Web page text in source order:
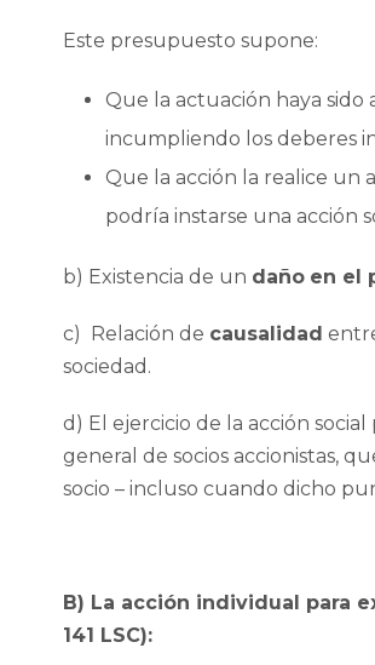
Este presupuesto supone:
Que la actuación haya sido
incumpliendo los deberes
Que la acción la realice un
podría instarse una acción
b) Existencia de un daño en el
c) Relación de causalidad
sociedad.
d) El ejercicio de la acción
general de socios accionistas,
socio – incluso cuando dicho
B) La acción individual para
141 LSC):